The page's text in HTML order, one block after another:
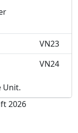
VN23
Unit.
VN24
2026